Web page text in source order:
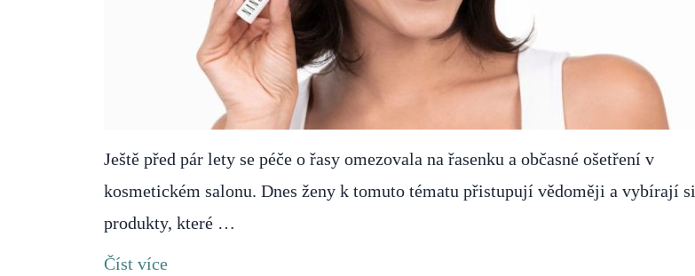
Ještě před pár lety se péče o řasy omezovala na řasenku a občasné ošetření v
kosmetickém salonu. Dnes ženy k tomuto tématu přistupují vědoměji a vybírají si
produkty, které …
Číst více